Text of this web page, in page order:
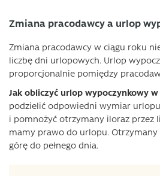
Zmiana pracodawcy a urlop
Zmiana pracodawcy w ciągu roku
liczbę dni urlopowych. Urlop
proporcjonalnie pomiędzy
Jak obliczyć urlop wypoczynkowy
podzielić odpowiedni wymiar urlopu
i pomnożyć otrzymany iloraz przez
mamy prawo do urlopu.
górę do pełnego dnia.